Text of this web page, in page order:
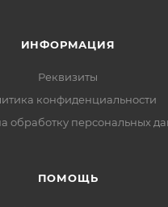
ИНФОРМАЦИЯ
Реквизиты
конфиденциальности
обработку персональных
ПОМОЩЬ